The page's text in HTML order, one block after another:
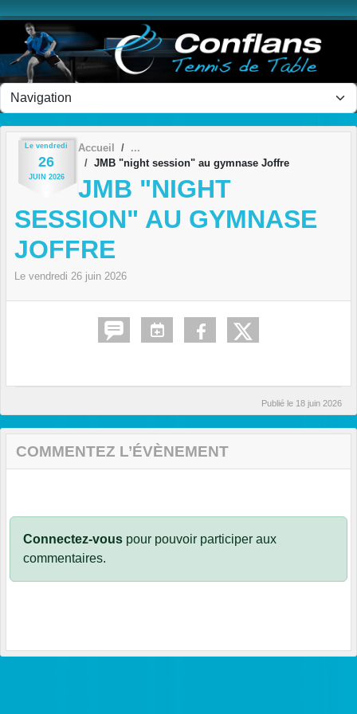
Le vendredi
26
JUIN 2026
Accueil
JMB "night session" au gymnase Joffre
JMB "NIGHT
SESSION" AU GYMNASE
JOFFRE
Le vendredi 26 juin 2026
Publié le 18 juin 2026
COMMENTEZ L’ÉVÈNEMENT
Connectez-vous pour pouvoir participer aux
commentaires.